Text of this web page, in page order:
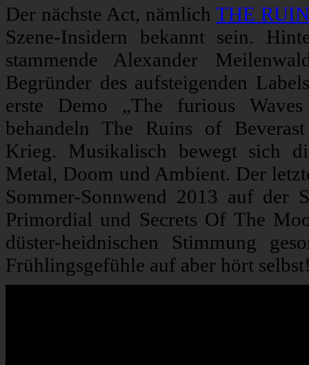
Der nächste Act, nämlich THE
Szene-Insidern bekannt sein.
stammende Alexander
Begründer des aufsteigenden
erste Demo „The furious
behandeln The Ruins of
Krieg. Musikalisch bewegt sich
Metal, Doom und Ambient. Der
Sommer-Sonnwend 2013 auf der
Primordial und Secrets Of The
düster-heidnischen Stimmung
Frühlingsgefühle auf aber hört